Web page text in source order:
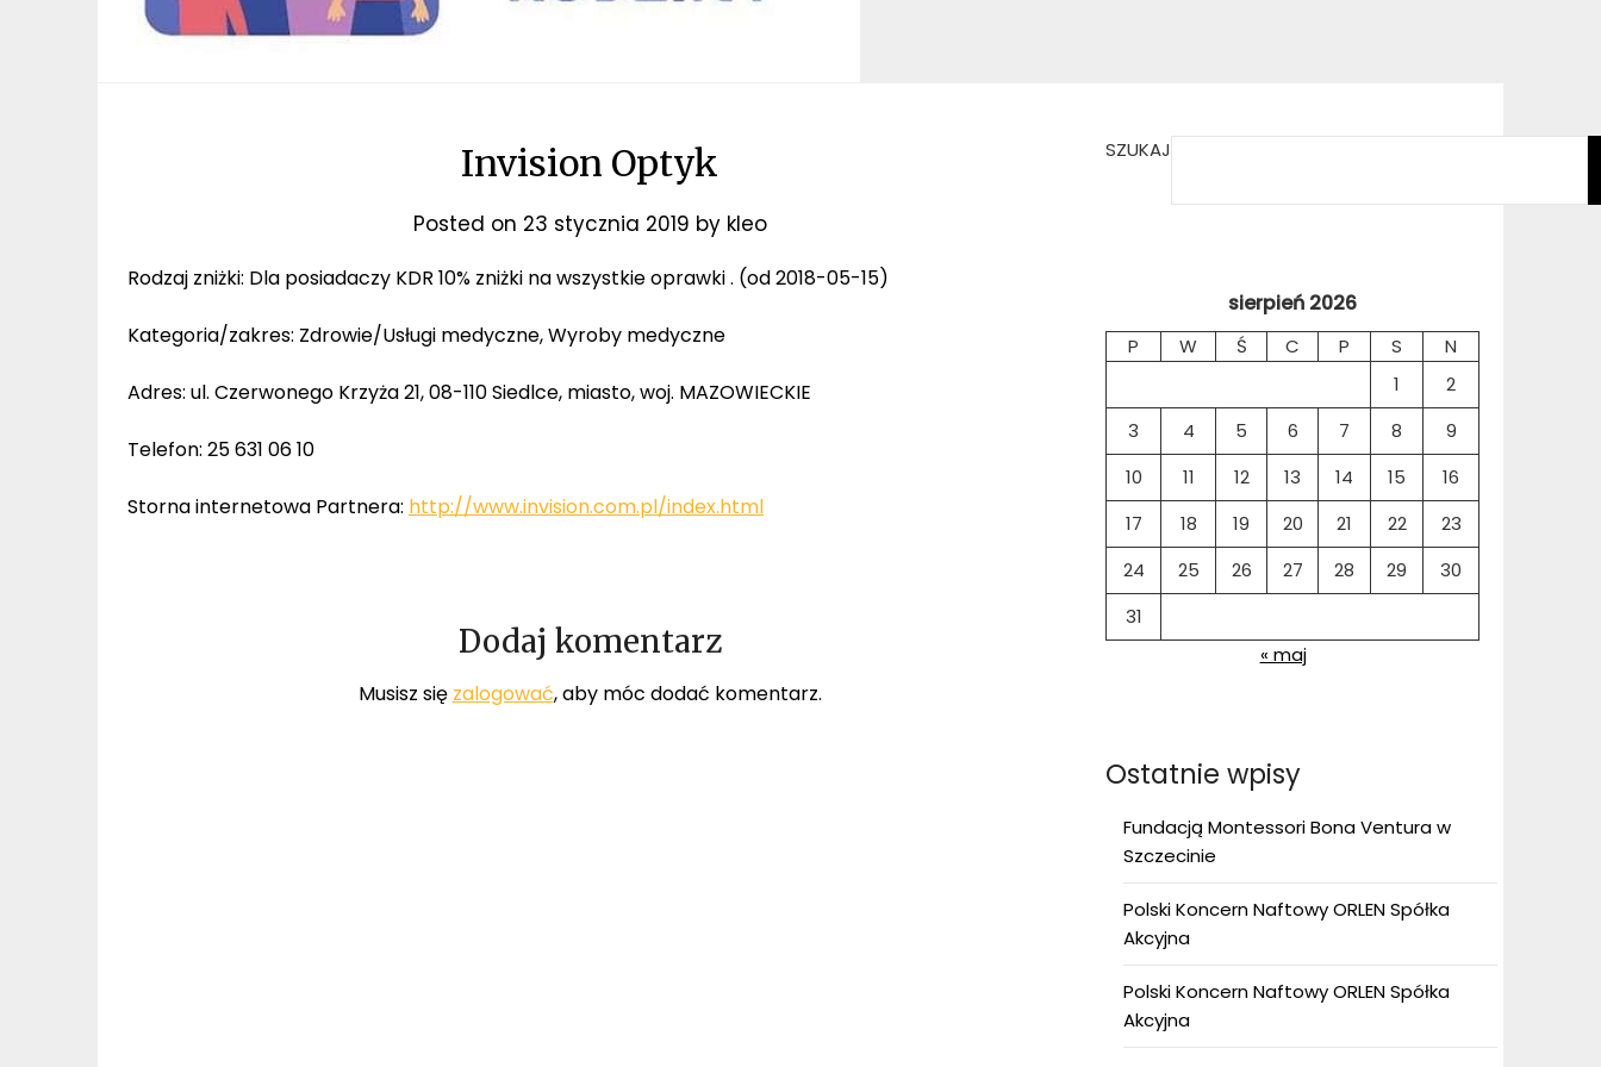
Invision Optyk
Posted on 23 stycznia 2019 by kleo
Rodzaj zniżki: Dla posiadaczy KDR 10% zniżki na wszystkie oprawki . (od 2018-05-15)
Kategoria/zakres: Zdrowie/Usługi medyczne, Wyroby medyczne
Adres: ul. Czerwonego Krzyża 21, 08-110 Siedlce, miasto, woj. MAZOWIECKIE
Telefon: 25 631 06 10
Storna internetowa Partnera: http://www.invision.com.pl/index.html
Dodaj komentarz
Musisz się zalogować, aby móc dodać komentarz.
SZUKAJ
sierpień 2026
P W Ś C P S
N
1
2
3
4 5 6 7 8
9
10
11 12 13 14 15
16
17
18 19 20 21 22
23
24
25 26 27 28 29
30
31
« maj
Ostatnie wpisy
Fundacją Montessori Bona Ventura w
Szczecinie
Polski Koncern Naftowy ORLEN Spółka
Akcyjna
Polski Koncern Naftowy ORLEN Spółka
Akcyjna